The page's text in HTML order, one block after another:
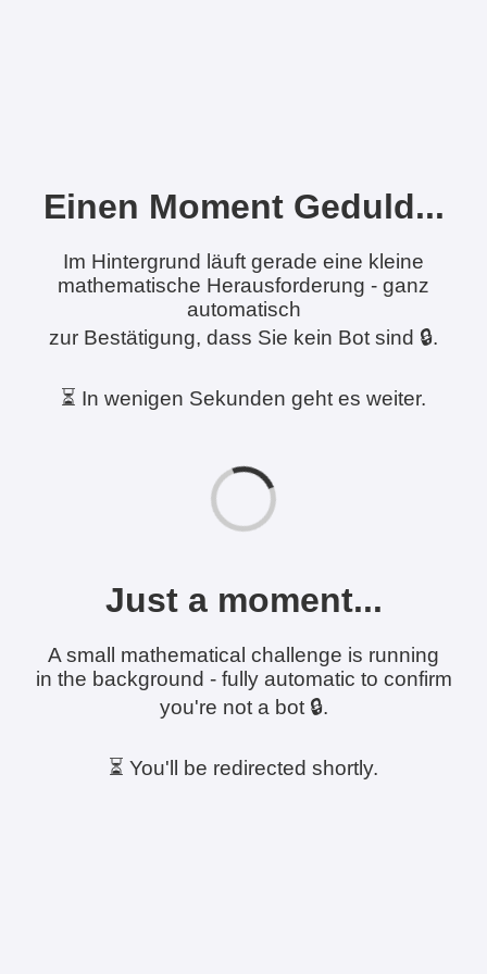
Einen Moment Geduld...
Im Hintergrund läuft gerade eine kleine
mathematische Herausforderung - ganz
automatisch
zur Bestätigung, dass Sie kein Bot sind 🔒.
⏳ In wenigen Sekunden geht es weiter.
Just a moment...
A small mathematical challenge is running
in the background - fully automatic to confirm
you're not a bot 🔒.
⏳ You'll be redirected shortly.